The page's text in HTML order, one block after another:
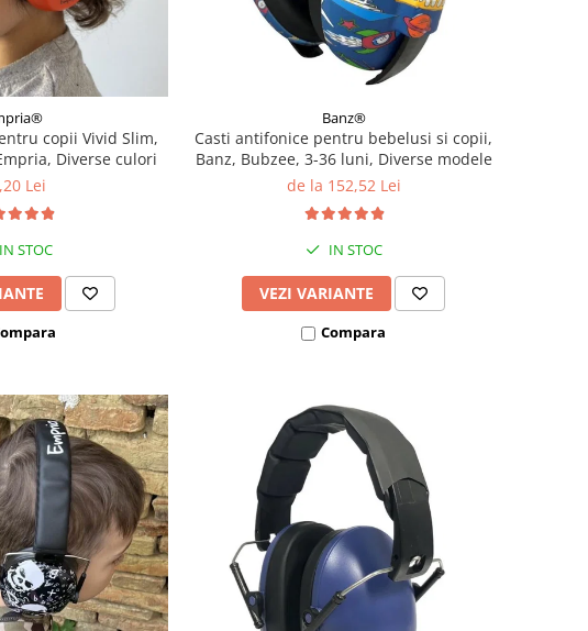
copii Vivid Slim,
Diverse culori
Lei
IN STOC
Banz®
Casti antifonice pentru bebelusi si copii,
Banz, Bubzee, 3-36 luni, Diverse modele
de la 152,52 Lei
IN STOC
VEZI VARIANTE
Compara